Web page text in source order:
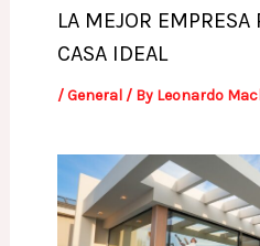
LA MEJOR EMPRESA
CASA IDEAL
/General/ By Leonardo